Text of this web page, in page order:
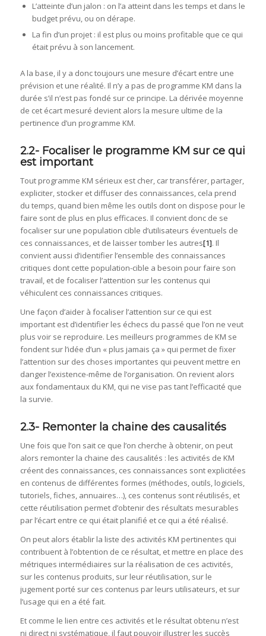
L’atteinte d’un jalon : on l’a atteint dans les temps et dans le
budget prévu, ou on dérape.
La fin d’un projet : il est plus ou moins profitable que ce qui
était prévu à son lancement.
A la base, il y a donc toujours une mesure d’écart entre une
prévision et une réalité. Il n’y a pas de programme KM dans la
durée s’il n’est pas fondé sur ce principe. La dérivée moyenne
de cet écart mesuré devient alors la mesure ultime de la
pertinence d’un programme KM.
2.2- Focaliser le programme KM sur ce qui
est important
Tout programme KM sérieux est cher, car transférer, partager,
expliciter, stocker et diffuser des connaissances, cela prend
du temps, quand bien même les outils dont on dispose pour le
faire sont de plus en plus efficaces. Il convient donc de se
focaliser sur une population cible d’utilisateurs éventuels de
ces connaissances, et de laisser tomber les autres[1]. Il
convient aussi d’identifier l’ensemble des connaissances
critiques dont cette population-cible a besoin pour faire son
travail, et de focaliser l’attention sur les contenus qui
véhiculent ces connaissances critiques.
Une façon d’aider à focaliser l’attention sur ce qui est
important est d’identifier les échecs du passé que l’on ne veut
plus voir se reproduire. Les meilleurs programmes de KM se
fondent sur l’idée d’un « plus jamais ça » qui permet de fixer
l’attention sur des choses importantes qui peuvent mettre en
danger l’existence-même de l’organisation. On revient alors
aux fondamentaux du KM, qui ne vise pas tant l’efficacité que
la survie.
2.3- Remonter la chaine des causalités
Une fois que l’on sait ce que l’on cherche à obtenir, on peut
alors remonter la chaine des causalités : les activités de KM
créent des connaissances, ces connaissances sont explicitées
en contenus de différentes formes (méthodes, outils, logiciels,
tutoriels, fiches, annuaires…), ces contenus sont réutilisés, et
cette réutilisation permet d’obtenir des résultats mesurables
par l’écart entre ce qui était planifié et ce qui a été réalisé.
On peut alors établir la liste des activités KM pertinentes qui
contribuent à l’obtention de ce résultat, et mettre en place des
métriques intermédiaires sur la réalisation de ces activités,
sur les contenus produits, sur leur réutilisation, sur le
jugement porté sur ces contenus par leurs utilisateurs, et sur
l’usage qui en a été fait.
Et comme le lien entre ces activités et le résultat obtenu n’est
ni direct ni systématique, il faut pouvoir illustrer les succès